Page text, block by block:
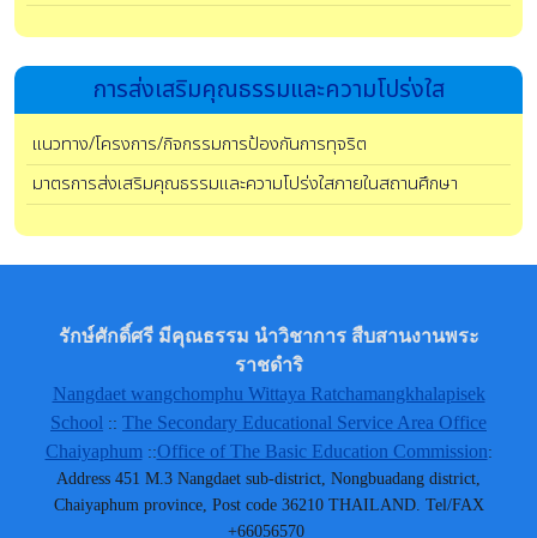
การส่งเสริมคุณธรรมและความโปร่งใส
แนวทาง/โครงการ/กิจกรรมการป้องกันการทุจริต
มาตรการส่งเสริมคุณธรรมและความโปร่งใสภายในสถานศึกษา
รักษ์ศักดิ์ศรี มีคุณธรรม นำวิชาการ สืบสานงานพระ
ราชดำริ
Nangdaet wangchomphu Wittaya Ratchamangkhalapisek
School :: The Secondary Educational Service Area Office
Chaiyaphum::Office of The Basic Education Commission:
Address 451 M.3 Nangdaet sub-district, Nongbuadang district,
Chaiyaphum province, Post code 36210 THAILAND. Tel/FAX
+66056570